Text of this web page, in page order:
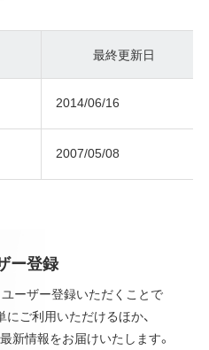
最終更新日
2014/06/16
2007/05/08
ー登録
ーザー登録いただくことで
ご利用いただけるほか、
新情報をお届けいたします。